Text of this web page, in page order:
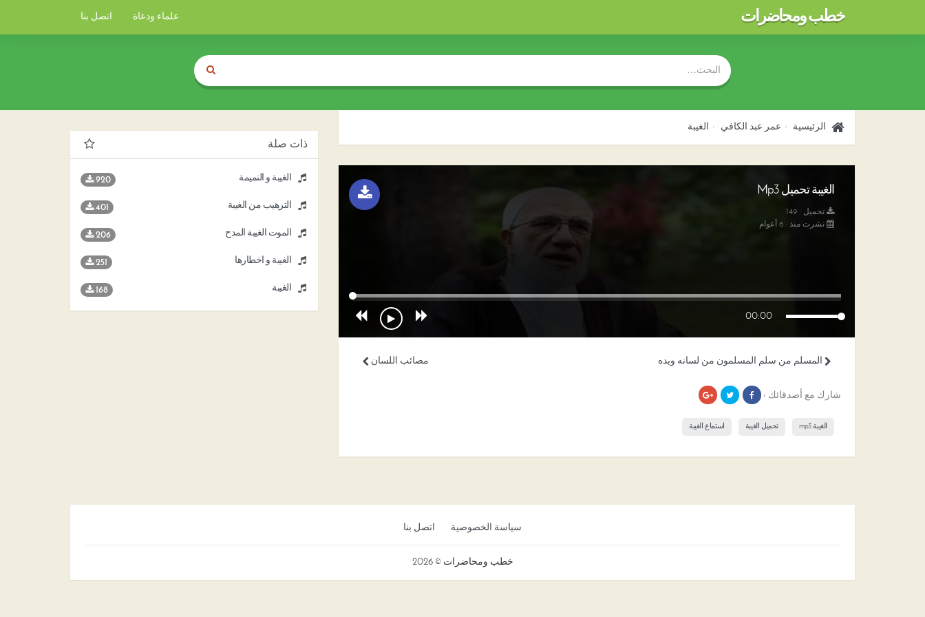
خطب ومحاضرات علماء ودعاة اتصل بنا
الرئيسية عمر عبد الكافي الغيبة
الغيبة تحميل Mp3
تحميل : 149
نشرت منذ : 6 أعوام
00:00
مصائب اللسان المسلم من سلم المسلمون من لسانه ويده
شارك مع أصدقائك ›
الغيبة mp3 تحميل الغيبة استماع الغيبة
ذات صلة
الغيبة و النميمة 920
الترهيب من الغيبة 401
الموت الغيبة المدح 206
الغيبة و أخطارها 251
الغيبة 168
سياسة الخصوصية اتصل بنا
خطب ومحاضرات © 2026